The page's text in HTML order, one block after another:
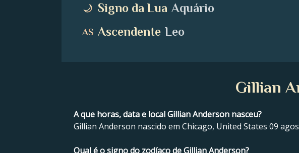
Signo da Lua Aquário
Ascendente Leo
Gillian
A que horas, data e local Gillian Anderson nasceu?
Gillian Anderson nascido em Chicago, United States 09
Qual é o signo do zodíaco de Gillian Anderson?